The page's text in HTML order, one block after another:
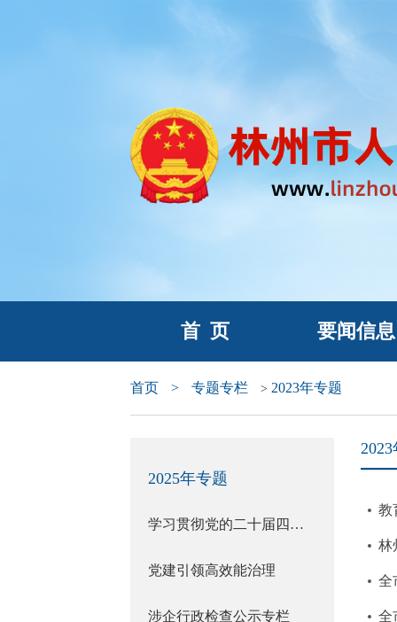
首 页 要闻信息
首页 > 专题专栏 > 2023年专题
2025年专题
学习贯彻党的二十届四中全会精神
党建引领高效能治理
涉企行政检查公示专栏
教
林
全
全